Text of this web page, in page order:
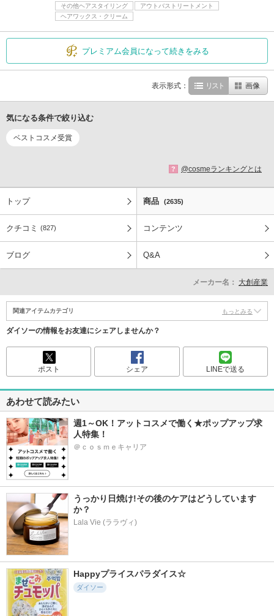
その他ヘアスタイリング
アウトバストリートメント
ヘアワックス・クリーム
プレミアム会員になって続きをみる
表示形式： リスト 画像
気になる条件で絞り込む
ベストコスメ受賞
? @cosmeランキングとは
トップ 商品 (2635)
クチコミ (827) コンテンツ
ブログ Q&A
メーカー名： 大創産業
関連アイテムカテゴリ もっとみる
ダイソーの情報をお友達にシェアしませんか？
ポスト シェア LINEで送る
あわせて読みたい
週1～OK！アットコスメで働く★ポップアップ求
人特集！
＠ｃｏｓｍｅキャリア
うっかり日焼け!その後のケアはどうしています
か？
Lala Vie (ララヴィ)
Happyプライスパラダイス☆
ダイソー